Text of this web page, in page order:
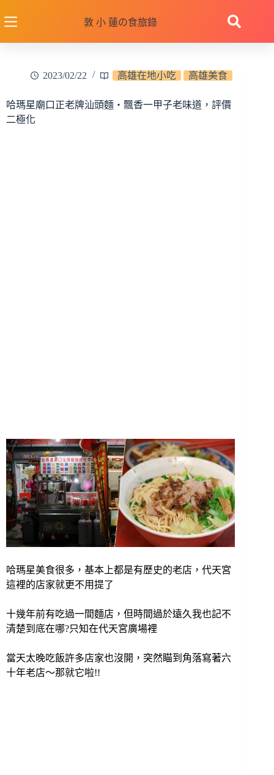
至
敦 小 蓮の食旅錄
2023/02/22 高雄在地小吃 高雄美食
哈瑪星廟口正老牌汕頭麵‧飄香一甲子老味道，評價
二極化
哈瑪星美食很多，基本上都是有歷史的老店，代天宮
這裡的店家就更不用提了
十幾年前有吃過一間麵店，但時間過於遠久我也記不
清楚到底在哪?只知在代天宮廣場裡
當天太晚吃飯許多店家也沒開，突然瞄到角落寫著六
十年老店～那就它啦!!